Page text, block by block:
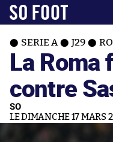
SERIE A J29
La Roma
contre
SO
LE DIMANCHE 17 MARS